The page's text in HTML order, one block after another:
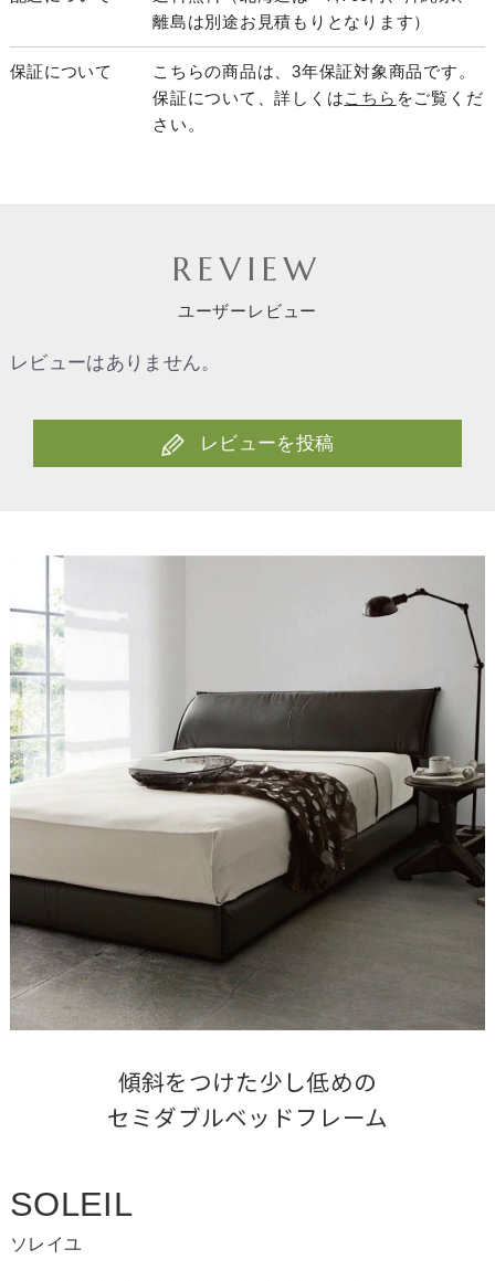
離島は別途お見積もりとなります）
保証について
こちらの商品は、3年保証対象商品です。
保証について、詳しくはこちら をご覧くだ
さい。
REVIEW
ユーザーレビュー
レビューはありません。
レビューを投稿
傾斜をつけた少し低めの
セミダブルベッドフレーム
SOLEIL
ソレイユ